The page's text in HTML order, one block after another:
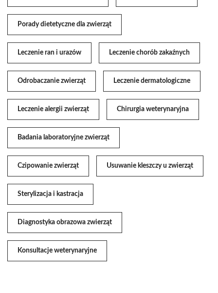
Porady dietetyczne dla zwierząt
Leczenie ran i urazów Leczenie chorób zakaźnych
Odrobaczanie zwierząt Leczenie dermatologiczne
Leczenie alergii zwierząt Chirurgia weterynaryjna
Badania laboratoryjne zwierząt
Czipowanie zwierząt Usuwanie kleszczy u zwierząt
Sterylizacja i kastracja
Diagnostyka obrazowa zwierząt
Konsultacje weterynaryjne